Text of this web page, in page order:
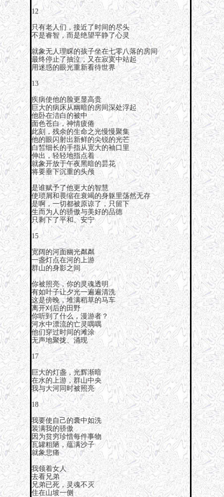
12
只有老人们，接近了时间的尽头
不是睿智，而是绝望平静了心灵
就象无人理睬的孩子坐在七零八落的房间
最终停止了抽泣，又在寂寞中站起
用迷惑的眼光重新看待世界
13
疾病使他的脸更显高贵
巨大的病床从幽暗的房间深处浮起
他卧在洁白的被中
面色苍白，神情疲倦
此刻，残余的生命之光慢慢聚集
他的眼闪射出新鲜的尖锐的光芒
白皙细长的手指从宽大的袖口里
伸出，轻轻地指点着
就象开放于午夜黑暗的昙花
将要垂下沉重的头颅
是谁赋予了他更大的智慧
使琐屑和畏缩在衰竭的身躯里荡然无存
是啊，一切都被原谅了，只留下
生而为人的骄傲与美好的品德
只剩下了平和、安宁
15
宽阔的河面幽光粼粼
一盏灯点在河的上游
群山的身影之间
你被照亮，你的灵魂透明
有如叶子让夕光一遍遍清洗
这是傍晚，堆满稻草的马车
离开刈后的田野
你听到了什么，漫游者？
河水中漂流的亡灵喁喁
他们穿过时间的滩涂
无声地聚拢、涌现
17
巨大的灯盏，光辉渐暗
在水的上游，群山中央
我与大河同时被照亮
18
我要使自己的囊中如洗
装满我的骄傲
因为贫穷珍惜每件事物
瓦罐粗陋，蕴满沙子
就象悲痛
我领着女人
去看兄弟
兄弟已死，灵魂不灭
住在山坡一侧